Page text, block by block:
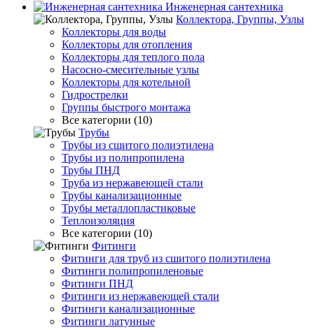
Инженерная сантехника
Коллектора, Группы, Узлы
Коллекторы для воды
Коллекторы для отопления
Коллекторы для теплого пола
Насосно-смесительные узлы
Коллекторы для котельной
Гидрострелки
Группы быстрого монтажа
Все категории (10)
Трубы
Трубы из сшитого полиэтилена
Трубы из полипропилена
Трубы ПНД
Труба из нержавеющей стали
Трубы канализационные
Трубы металлопластиковые
Теплоизоляция
Все категории (10)
Фитинги
Фитинги для труб из сшитого полиэтилена
Фитинги полипропиленовые
Фитинги ПНД
Фитинги из нержавеющей стали
Фитинги канализационные
Фитинги латунные